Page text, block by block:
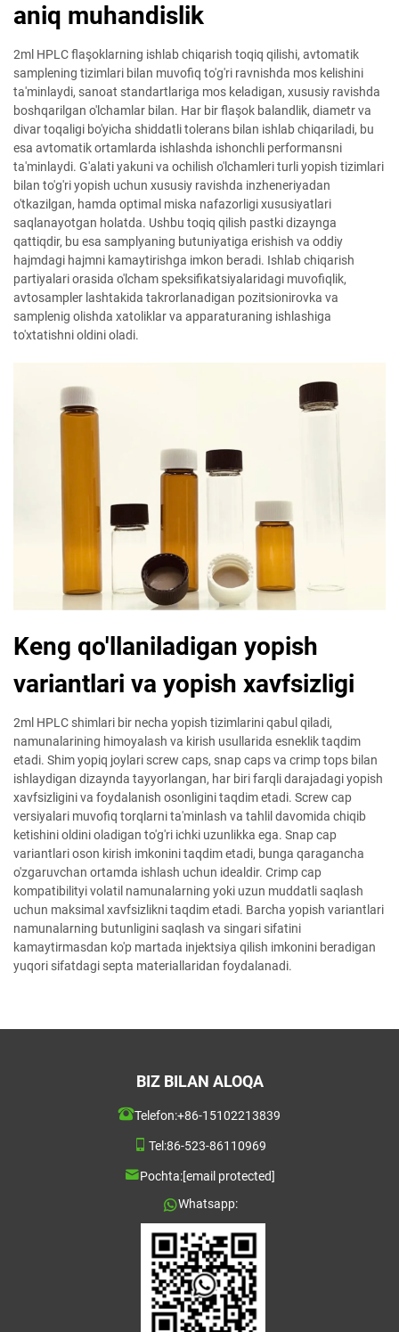
aniq muhandislik
2ml HPLC flaşoklarning ishlab chiqarish toqiq qilishi, avtomatik
samplening tizimlari bilan muvofiq to'g'ri ravnishda mos kelishini
ta'minlaydi, sanoat standartlariga mos keladigan, xususiy ravishda
boshqarilgan o'lchamlar bilan. Har bir flaşok balandlik, diametr va
divar toqaligi bo'yicha shiddatli tolerans bilan ishlab chiqariladi, bu
esa avtomatik ortamlarda ishlashda ishonchli performansni
ta'minlaydi. G'alati yakuni va ochilish o'lchamleri turli yopish tizimlari
bilan to'g'ri yopish uchun xususiy ravishda inzheneriyadan
o'tkazilgan, hamda optimal miska nafazorligi xususiyatlari
saqlanayotgan holatda. Ushbu toqiq qilish pastki dizaynga
qattiqdir, bu esa samplyaning butuniyatiga erishish va oddiy
hajmdagi hajmni kamaytirishga imkon beradi. Ishlab chiqarish
partiyalari orasida o'lcham speksifikatsiyalaridagi muvofiqlik,
avtosampler lashtakida takrorlanadigan pozitsionirovka va
samplenig olishda xatoliklar va apparaturaning ishlashiga
to'xtatishni oldini oladi.
Keng qo'llaniladigan yopish
variantlari va yopish xavfsizligi
2ml HPLC shimlari bir necha yopish tizimlarini qabul qiladi,
namunalarining himoyalash va kirish usullarida esneklik taqdim
etadi. Shim yopiq joylari screw caps, snap caps va crimp tops bilan
ishlaydigan dizaynda tayyorlangan, har biri farqli darajadagi yopish
xavfsizligini va foydalanish osonligini taqdim etadi. Screw cap
versiyalari muvofiq torqlarni ta'minlash va tahlil davomida chiqib
ketishini oldini oladigan to'g'ri ichki uzunlikka ega. Snap cap
variantlari oson kirish imkonini taqdim etadi, bunga qaragancha
o'zgaruvchan ortamda ishlash uchun idealdir. Crimp cap
kompatibilityi volatil namunalarning yoki uzun muddatli saqlash
uchun maksimal xavfsizlikni taqdim etadi. Barcha yopish variantlari
namunalarning butunligini saqlash va singari sifatini
kamaytirmasdan ko'p martada injektsiya qilish imkonini beradigan
yuqori sifatdagi septa materiallaridan foydalanadi.
BIZ BILAN ALOQA
Telefon:+86-15102213839
Tel:86-523-86110969
Pochta:[email protected]
Whatsapp: